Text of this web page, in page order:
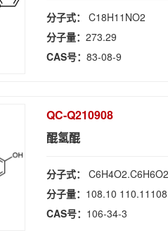
分子式：C18H11NO2
分子量：273.29
CAS号：83-08-9
QC-Q210908
醌氢醌
分子式：C6H4O2.C6H6O2
分子量： 108.10
CAS号： 106-34-3